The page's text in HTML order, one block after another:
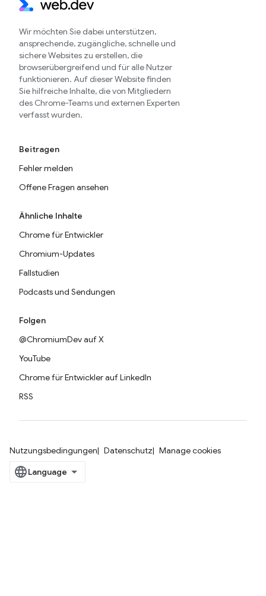
Wir möchten Sie dabei unterstützen,
ansprechende, zugängliche, schnelle und
sichere Websites zu erstellen, die
browserübergreifend und für alle Nutzer
funktionieren. Auf dieser Website finden
Sie hilfreiche Inhalte, die von Mitgliedern
des Chrome-Teams und externen Experten
verfasst wurden.
Beitragen
Fehler melden
Offene Fragen ansehen
Ähnliche Inhalte
Chrome für Entwickler
Chromium-Updates
Fallstudien
Podcasts und Sendungen
Folgen
@ChromiumDev auf X
YouTube
Chrome für Entwickler auf LinkedIn
RSS
Nutzungsbedingungen Datenschutz Manage cookies